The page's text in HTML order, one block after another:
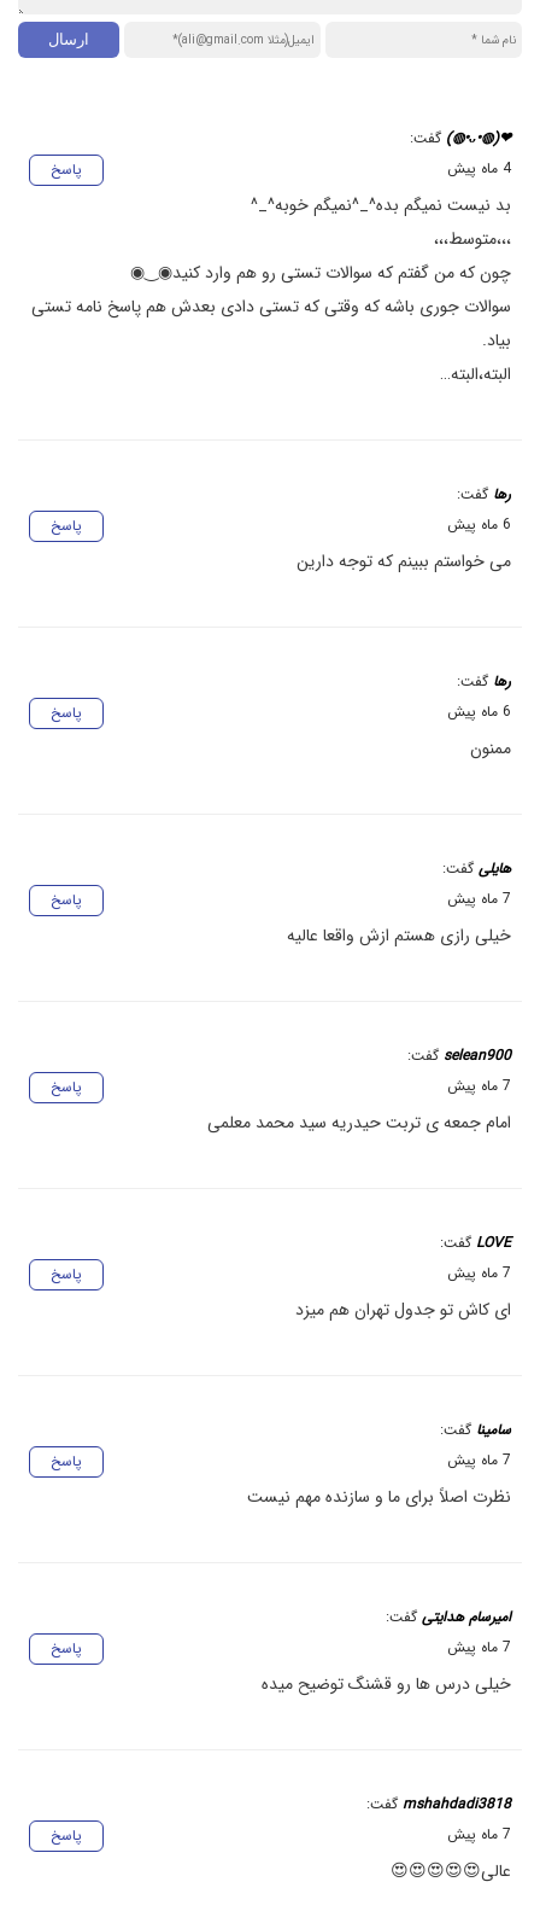
گفت:
پاسخ
4 ماه پیش
بد نیست نمیگم بده⁦^⁠_⁠^⁩نمیگم خوبه⁦^⁠_⁠^⁩
،،،متوسط،،،
چون که من گفتم که سوالات تستی رو هم وارد کنید⁦◉⁠‿⁠◉⁩
سوالات جوری باشه که وقتی که تستی دادی بعدش هم پاسخ نامه تستی
بیاد.
البته،البته…
رها گفت:
پاسخ
6 ماه پیش
می خواستم ببینم که توجه دارین
رها گفت:
پاسخ
6 ماه پیش
ممنون
هایلی گفت:
پاسخ
7 ماه پیش
خیلی رازی هستم ازش واقعا عالیه
selean900 گفت:
پاسخ
7 ماه پیش
امام جمعه ی تربت حیدریه سید محمد معلمی
LOVE گفت:
پاسخ
7 ماه پیش
ای کاش تو جدول تهران هم میزد
سامینا گفت:
پاسخ
7 ماه پیش
نظرت اصلاً برای ما و سازنده مهم نیست
امیرسام هدایتی گفت:
پاسخ
7 ماه پیش
خیلی درس ها رو قشنگ توضیح میده
mshahdadi3818 گفت:
پاسخ
7 ماه پیش
عالی😍😍😍😍😍